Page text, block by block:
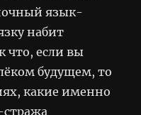
язык-
набит
что, если вы
будущем, то
какие именно